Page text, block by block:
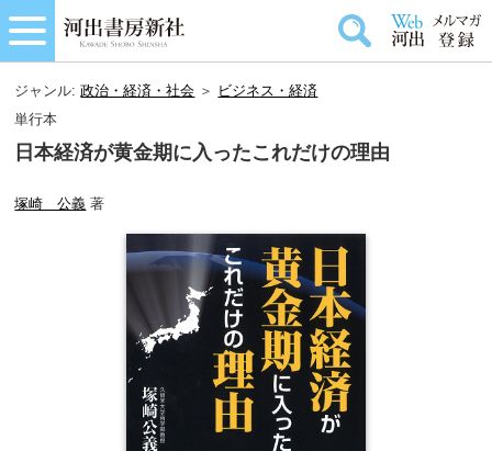
ジャンル:政治・経済・社会 ＞ ビジネス・経済
単行本
日本経済が黄金期に入ったこれだけの理由
塚崎 公義 著